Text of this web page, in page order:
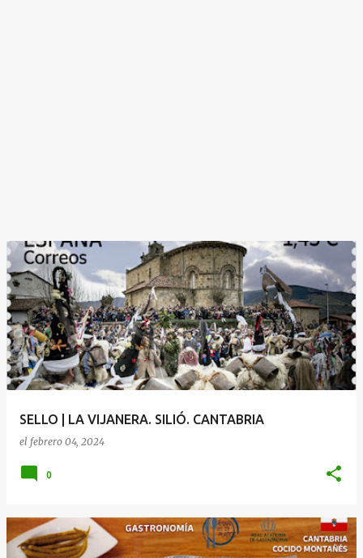
SELLO | LA VIJANERA. SILIÓ. CANTABRIA
el febrero 04, 2024
0